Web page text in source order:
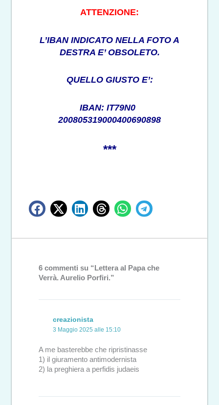
ATTENZIONE:
L’IBAN INDICATO NELLA FOTO A
DESTRA E’ OBSOLETO.
QUELLO GIUSTO E’:
IBAN: IT79N0
200805319000400690898
***
6 commenti su “Lettera al Papa che
Verrà. Aurelio Porfiri.”
creazionista
3 Maggio 2025 alle 15:10
A me basterebbe che ripristinasse
1) il giuramento antimodernista
2) la preghiera a perfidis judaeis